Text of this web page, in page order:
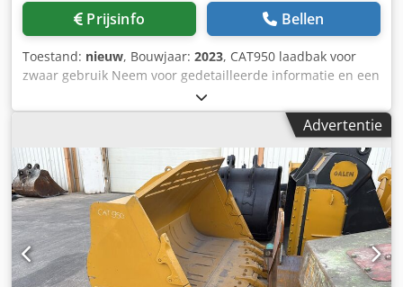
Prijsinfo Bellen
Toestand: nieuw, Bouwjaar: 2023, CAT950 laadbak voor
zwaar gebruik Neem voor gedetailleerde informatie en een
offerte contact met ons op Cjdpfxsqa Daxe Ammjha
Advertentie